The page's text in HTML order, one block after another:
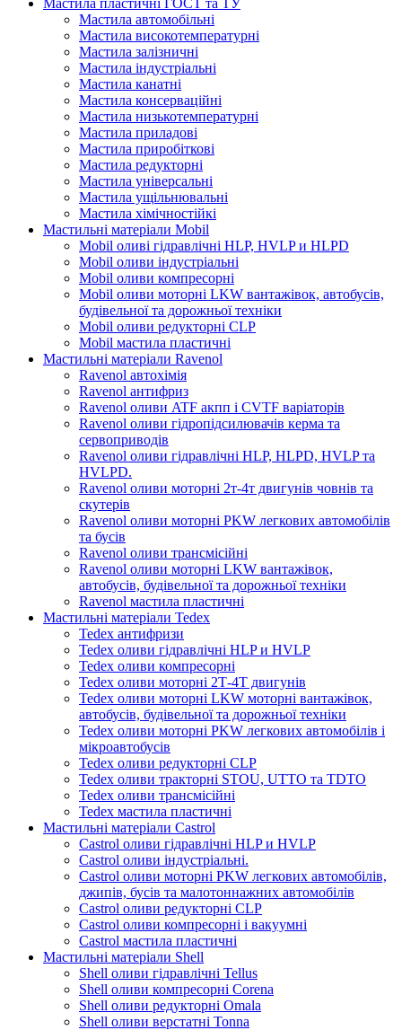
Мастила пластичні ГОСТ та ТУ
Мастила автомобільні
Мастила високотемпературні
Мастила залізничні
Мастила індустріальні
Мастила канатні
Мастила консерваційні
Мастила низькотемпературні
Мастила приладові
Мастила приробіткові
Мастила редукторні
Мастила універсальні
Мастила ущільнювальні
Мастила хімічностійкі
Мастильні матеріали Mobil
Mobil оливі гідравлічні HLP, HVLP и HLPD
Mobil оливи індустріальні
Mobil оливи компресорні
Mobil оливи моторні LKW вантажівок, автобусів,
будівельної та дорожньої техніки
Mobil оливи редукторні CLP
Mobil мастила пластичні
Мастильні матеріали Ravenol
Ravenol автохімія
Ravenol антифриз
Ravenol оливи ATF акпп і CVTF варіаторів
Ravenol оливи гідропідсилювачів керма та
сервоприводів
Ravenol оливи гідравлічні HLP, HLPD, HVLP та
HVLPD.
Ravenol оливи моторні 2т-4т двигунів човнів та
скутерів
Ravenol оливи моторні PKW легкових автомобілів
та бусів
Ravenol оливи трансмісійні
Ravenol оливи моторні LKW вантажівок,
автобусів, будівельної та дорожньої техніки
Ravenol мастила пластичні
Мастильні матеріали Tedex
Tedex антифризи
Tedex оливи гідравлічні HLP и HVLP
Tedex оливи компресорні
Tedex оливи моторні 2Т-4Т двигунів
Tedex оливи моторні LKW моторні вантажівок,
автобусів, будівельної та дорожньої техніки
Tedex оливи моторні PKW легкових автомобілів і
мікроавтобусів
Tedex оливи редукторні CLP
Tedex оливи тракторні STOU, UTTO та TDTO
Tedex оливи трансмісійні
Tedex мастила пластичні
Мастильні матеріали Castrol
Castrol оливи гідравлічні HLP и HVLP
Castrol оливи індустріальні.
Castrol оливи моторні PKW легкових автомобілів,
джипів, бусів та малотоннажних автомобілів
Castrol оливи редукторні CLP
Castrol оливи компресорні і вакуумні
Castrol мастила пластичні
Мастильні матеріали Shell
Shell оливи гідравлічні Tellus
Shell оливи компресорні Corena
Shell оливи редукторні Omala
Shell оливи верстатні Tonna